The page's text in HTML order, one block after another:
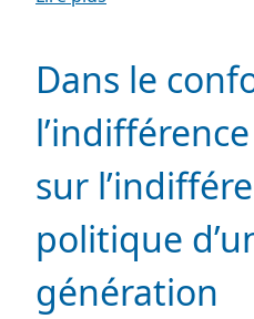
Dans le
sur
politique
génération